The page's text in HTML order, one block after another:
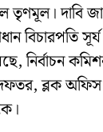
তৃণমূল। দাবি
বিচারপতি
নির্বাচন
দফতর, ব্লক